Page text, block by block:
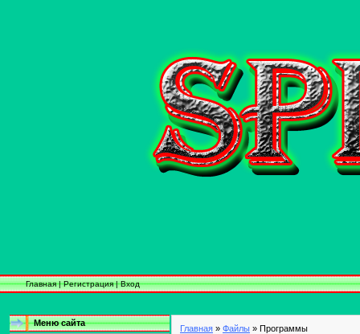
Главная|Регистрация|Вход
Меню сайта
Главная » Файлы » Программы